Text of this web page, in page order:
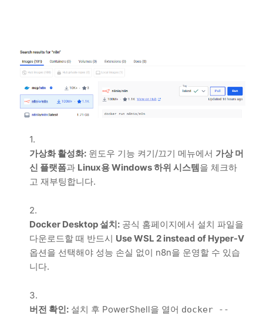
가상화 활성화: 윈도우 기능 켜기/끄기 메뉴에서 가상 머
신 플랫폼과 Linux용 Windows 하위 시스템 을 체크하
고 재부팅합니다.
Docker Desktop 설치: 공식 홈페이지에서 설치 파일을
다운로드할 때 반드시 Use WSL 2 instead of Hyper-V
옵션을 선택해야 성능 손실 없이 n8n을 운영할 수 있습
니다.
버전 확인: 설치 후 PowerShell을 열어 docker --